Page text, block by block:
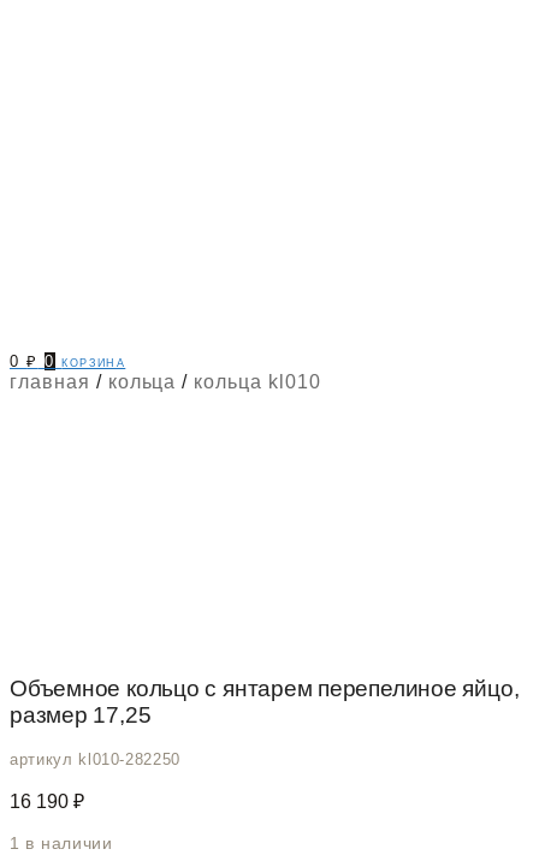
0₽ 0 корзина
главная / кольца / кольца kl010
Объемное кольцо с янтарем перепелиное яйцо,
размер 17,25
артикул kl010-282250
16 190 ₽
1 в наличии